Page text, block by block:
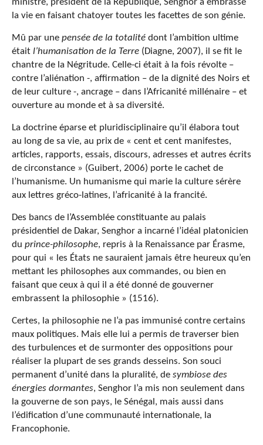
la vie en faisant chatoyer toutes les facettes de son génie.
Mû par une pensée de la totalité dont l’ambition ultime
était l’humanisation de la Terre (Diagne, 2007), il se fit le
chantre de la Négritude. Celle-ci était à la fois révolte –
contre l’aliénation -, affirmation – de la dignité des Noirs et
de leur culture -, ancrage – dans l’Africanité millénaire – et
ouverture au monde et à sa diversité.
La doctrine éparse et pluridisciplinaire qu’il élabora tout
au long de sa vie, au prix de « cent et cent manifestes,
articles, rapports, essais, discours, adresses et autres écrits
de circonstance » (Guibert, 2006) porte le cachet de
l’humanisme. Un humanisme qui marie la culture sérère
aux lettres gréco-latines, l’africanité à la francité.
Des bancs de l’Assemblée constituante au palais
présidentiel de Dakar, Senghor a incarné l’idéal platonicien
du prince-philosophe, repris à la Renaissance par Érasme,
pour qui « les États ne sauraient jamais être heureux qu’en
mettant les philosophes aux commandes, ou bien en
faisant que ceux à qui il a été donné de gouverner
embrassent la philosophie » (1516).
Certes, la philosophie ne l’a pas immunisé contre certains
maux politiques. Mais elle lui a permis de traverser bien
des turbulences et de surmonter des oppositions pour
réaliser la plupart de ses grands desseins. Son souci
permanent d’unité dans la pluralité, de symbiose des
énergies dormantes, Senghor l’a mis non seulement dans
la gouverne de son pays, le Sénégal, mais aussi dans
l’édification d’une communauté internationale, la
Francophonie.